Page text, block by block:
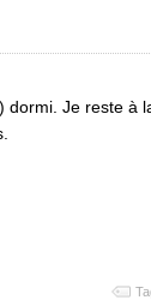
dormi. Je reste